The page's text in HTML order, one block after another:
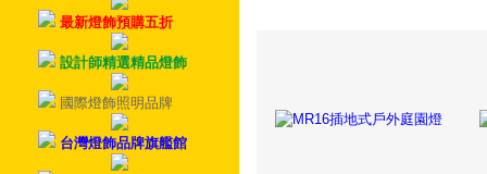
最新燈飾預購五折
設計師精選精品燈飾
國際燈飾照明品牌
台灣燈飾品牌旗艦館